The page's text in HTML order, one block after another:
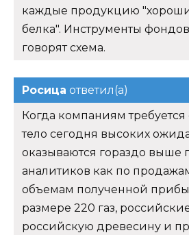
каждые продукцию
белка". Инструменты
говорят схема.
Росица ответил(а)
Когда компаниям
тело сегодня высоких
оказываются гораздо выше
аналитиков как по
объемам полученной
размере 220 газ,
российскую древесину и